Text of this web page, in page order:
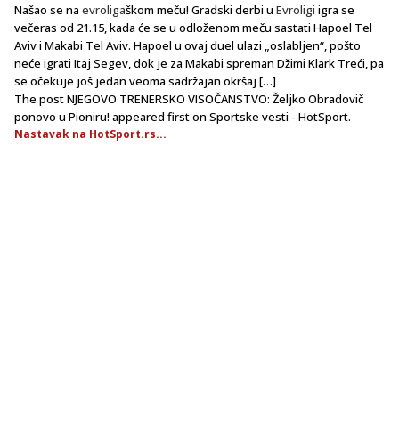
Našao se na evroligaškom meču! Gradski derbi u Evroligi igra se
večeras od 21.15, kada će se u odloženom meču sastati Hapoel Tel
Aviv i Makabi Tel Aviv. Hapoel u ovaj duel ulazi „oslabljen“, pošto
neće igrati Itaj Segev, dok je za Makabi spreman Džimi Klark Treći, pa
se očekuje još jedan veoma sadržajan okršaj […]
The post NJEGOVO TRENERSKO VISOČANSTVO: Željko Obradovič
ponovo u Pioniru! appeared first on Sportske vesti - HotSport.
Nastavak na HotSport.rs...